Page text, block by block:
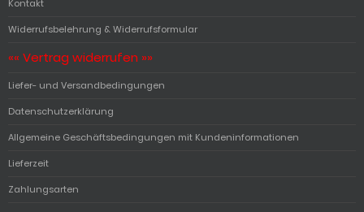
Kontakt
Widerrufsbelehrung & Widerrufsformular
«« Vertrag widerrufen »»
Liefer- und Versandbedingungen
Datenschutzerklärung
Allgemeine Geschäftsbedingungen mit Kundeninformationen
Lieferzeit
Zahlungsarten